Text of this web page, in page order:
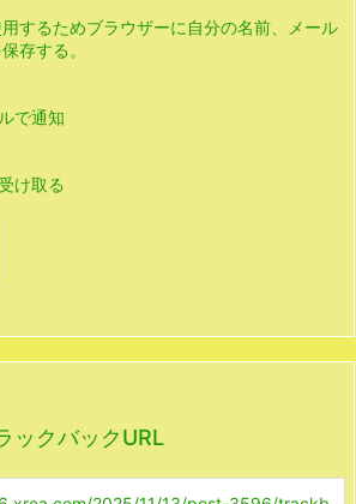
するためブラウザーに自分の名前、メール
存する。
で通知
け取る
ックバックURL